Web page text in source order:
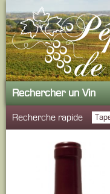
Rechercher un Vin
Recherche rapide